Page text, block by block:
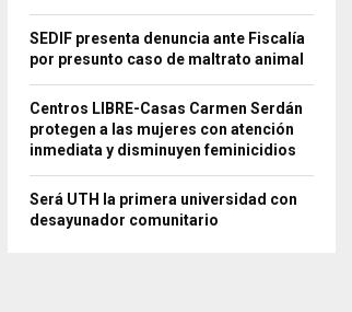
SEDIF presenta denuncia ante Fiscalía
por presunto caso de maltrato animal
Centros LIBRE-Casas Carmen Serdán
protegen a las mujeres con atención
inmediata y disminuyen feminicidios
Será UTH la primera universidad con
desayunador comunitario